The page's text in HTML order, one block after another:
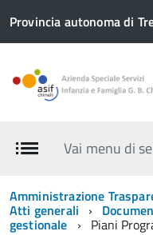
Provincia autonoma di
Vai menu di
Amministrazione
Atti generali
gestionale Piani